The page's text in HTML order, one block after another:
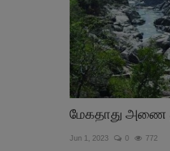
மேகதாது அணை
Jun 1, 2023 0 772